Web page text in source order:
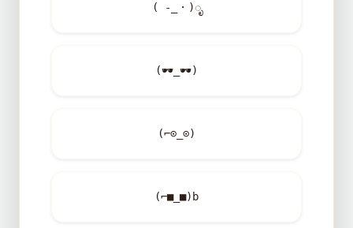
( -_・)ೃ
(🕶️ 🕶️)
(⌐⊙_⊙)
(⌐■_■)b